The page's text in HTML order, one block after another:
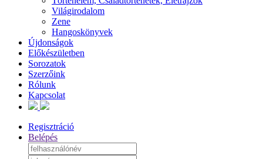
Világirodalom
Zene
Hangoskönyvek
Újdonságok
Előkészületben
Sorozatok
Szerzőink
Rólunk
Kapcsolat
Regisztráció
Belépés